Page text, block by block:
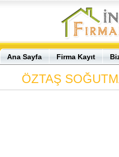
Ana Sayfa Firma Kayıt
ÖZTAŞ